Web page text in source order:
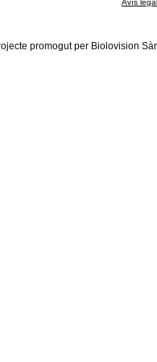
Avís legal
promogut per Biolovision